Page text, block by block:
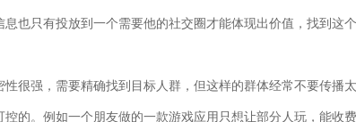
也只有投放到一个需要他的社交圈才能体现出价值，找到这
性很强，需要精确找到目标人群，但这样的群体经常不要传播
的。例如一个朋友做的一款游戏应用只想让部分人玩，能收